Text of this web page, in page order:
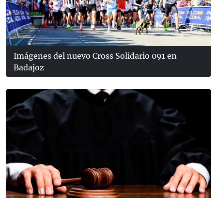
Imágenes del nuevo Cross Solidario 091 en
Badajoz